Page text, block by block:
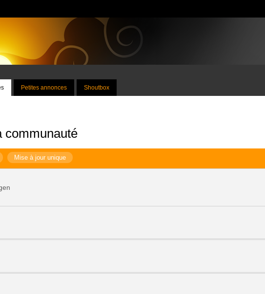
Petites annonces Shoutbox
communauté
Mise à jour unique